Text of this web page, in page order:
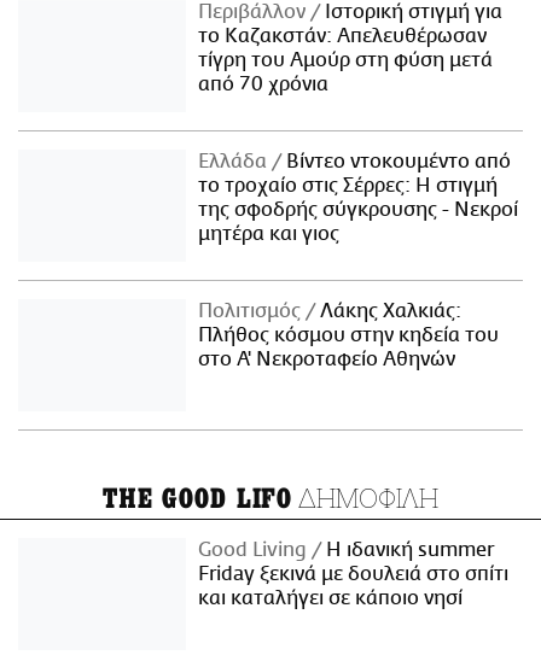
Περιβάλλον
Ιστορική στιγμή για
το Καζακστάν: Απελευθέρωσαν
τίγρη του Αμούρ στη φύση μετά
από 70 χρόνια
Ελλάδα
Βίντεο ντοκουμέντο από
το τροχαίο στις Σέρρες: Η στιγμή
της σφοδρής σύγκρουσης - Νεκροί
μητέρα και γιος
Πολιτισμός
Λάκης Χαλκιάς:
Πλήθος κόσμου στην κηδεία του
στο Α' Νεκροταφείο Αθηνών
THE GOOD LIFO ΔΗΜΟΦΙΛΗ
Good Living
Η ιδανική summer
Friday ξεκινά με δουλειά στο σπίτι
και καταλήγει σε κάποιο νησί